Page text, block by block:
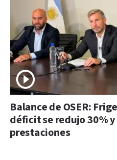
Balance de OSER:
déficit se redujo 30%
prestaciones